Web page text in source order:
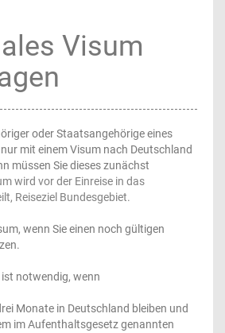
Visum
oder Staatsangehörige eines
mit einem Visum nach Deutschland
müssen Sie dieses zunächst
wird vor der Einreise in das
Reiseziel Bundesgebiet.
wenn Sie einen noch gültigen
notwendig, wenn
Monate in Deutschland bleiben und
im Aufenthaltsgesetz genannten